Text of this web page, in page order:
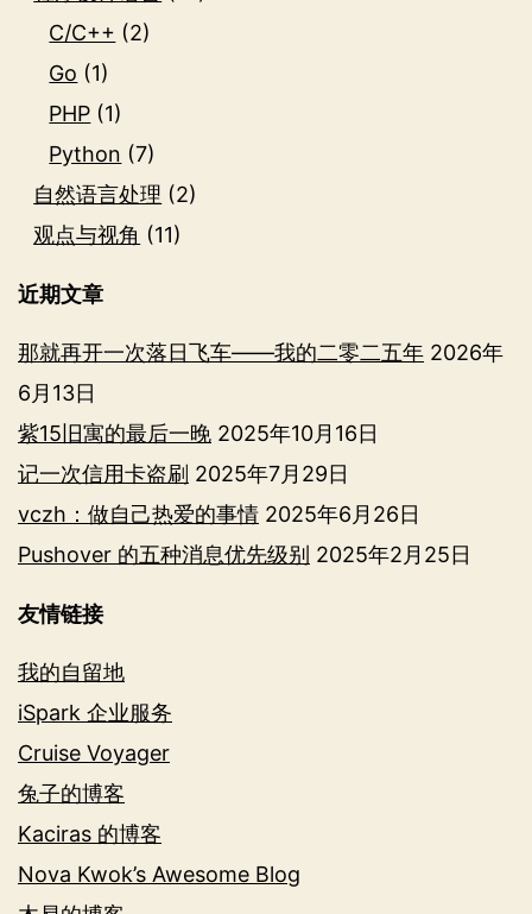
C/C++ (2)
Go (1)
PHP (1)
Python (7)
自然语言处理 (2)
观点与视角 (11)
近期文章
那就再开一次落日飞车——我的二零二五年 2026年
6月13日
紫15旧寓的最后一晚 2025年10月16日
记一次信用卡盗刷 2025年7月29日
vczh：做自己热爱的事情 2025年6月26日
Pushover 的五种消息优先级别 2025年2月25日
友情链接
我的自留地
iSpark 企业服务
Cruise Voyager
兔子的博客
Kaciras 的博客
Nova Kwok’s Awesome Blog